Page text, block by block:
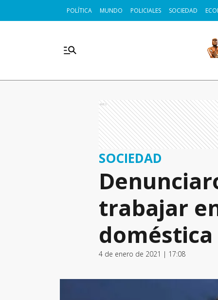
POLÍTICA MUNDO POLICIALES SOCIEDAD
Ads
SOCIEDAD
trabajar
4 de enero de 2021 | 17:08